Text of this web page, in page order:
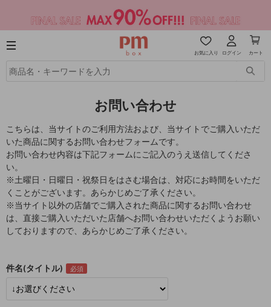
お気に入り ログイン カート
お問い合わせ
こちらは、当サイトのご利用方法および、当サイトでご購入いただ
いた商品に関するお問い合わせフォームです。
お問い合わせ内容は下記フォームにご記入のうえ送信してくださ
い。
※土曜日・日曜日・祝祭日をはさむ場合は、対応にお時間をいただ
くことがございます。あらかじめご了承ください。
※当サイト以外の店舗でご購入された商品に関するお問い合わせ
は、直接ご購入いただいた店舗へお問い合わせいただくようお願い
しておりますので、あらかじめご了承ください。
件名(タイトル)